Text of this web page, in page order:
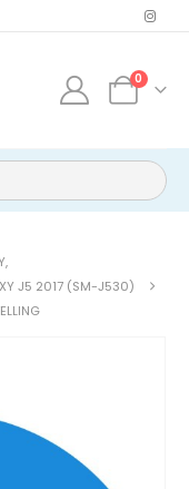
0
,
J5 2017 (SM-J530)